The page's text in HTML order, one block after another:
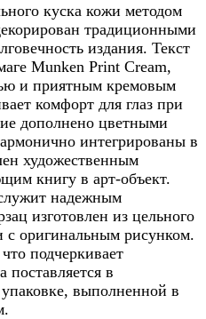
куска кожи методом
традиционными
издания. Текст
Munken Print Cream,
и приятным кремовым
комфорт для глаз при
дополнено цветными
интегрированы в
художественным
книгу в арт-объект.
надежным
изготовлен из цельного
с оригинальным рисунком.
подчеркивает
поставляется в
выполненной в